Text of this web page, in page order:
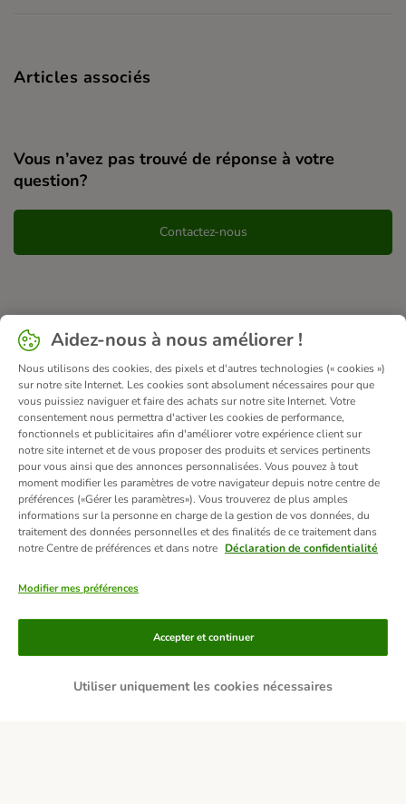
Articles associés
Vous n’avez pas trouvé de réponse à votre
question?
Contactez-nous
Moyens de paiement
Aidez-nous à nous améliorer !
Nous utilisons des cookies, des pixels et d'autres technologies (« cookies »)
sur notre site Internet. Les cookies sont absolument nécessaires pour que
vous puissiez naviguer et faire des achats sur notre site Internet. Votre
consentement nous permettra d'activer les cookies de performance,
fonctionnels et publicitaires afin d'améliorer votre expérience client sur
notre site internet et de vous proposer des produits et services pertinents
pour vous ainsi que des annonces personnalisées. Vous pouvez à tout
moment modifier les paramètres de votre navigateur depuis notre centre de
préférences («Gérer les paramètres»). Vous trouverez de plus amples
informations sur la personne en charge de la gestion de vos données, du
traitement des données personnelles et des finalités de ce traitement dans
notre Centre de préférences et dans notre Déclaration de confidentialité
Modifier mes préférences
Utiliser uniquement les cookies nécessaires
Accepter et continuer